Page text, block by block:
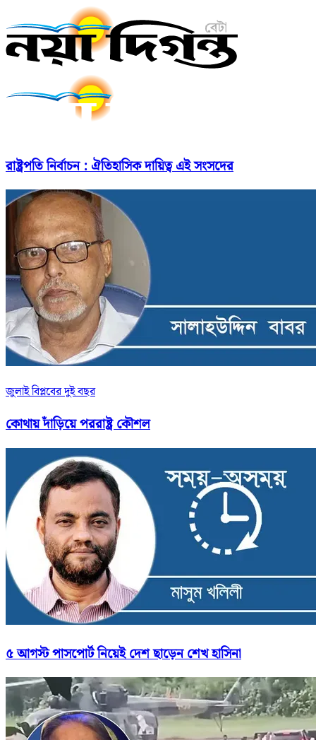
রাষ্ট্রপতি নির্বাচন : ঐতিহাসিক দায়িত্ব এই সংসদের
জুলাই বিপ্লবের দুই বছর
কোথায় দাঁড়িয়ে পররাষ্ট্র কৌশল
৫ আগস্ট পাসপোর্ট নিয়েই দেশ ছাড়েন শেখ হাসিনা